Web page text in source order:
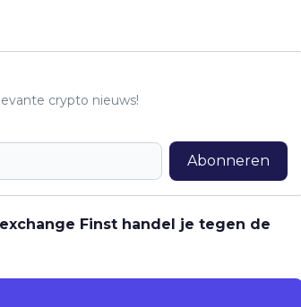
crypto nieuws!
Abonneren
Finst handel je tegen de